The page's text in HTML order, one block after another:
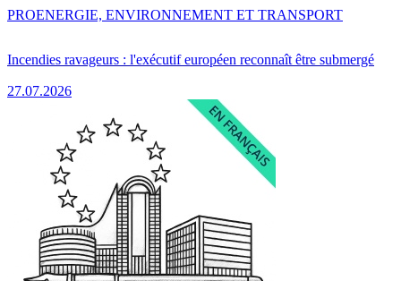
Incendies ravageurs : l'exécutif européen reconnaît être submergé
27.07.2026
PROENERGIE, ENVIRONNEMENT ET TRANSPORT